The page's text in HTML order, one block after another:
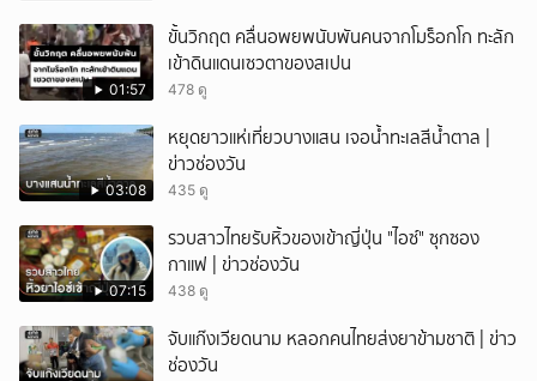
01:57
ขั้นวิกฤต คลื่นอพยพนับพันคนจากโมร็อกโก ทะลัก
เข้าดินแดนเซวตาของสเปน
478 ดู
03:08
หยุดยาวแห่เที่ยวบางแสน เจอน้ำทะเลสีน้ำตาล |
ข่าวช่องวัน
435 ดู
07:15
รวบสาวไทยรับหิ้วของเข้าญี่ปุ่น "ไอซ์" ซุกซอง
กาแฟ | ข่าวช่องวัน
438 ดู
จับแก๊งเวียดนาม หลอกคนไทยส่งยาข้ามชาติ | ข่าว
ช่องวัน